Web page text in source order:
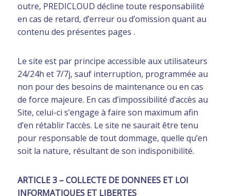
outre, PREDICLOUD décline toute responsabilité
en cas de retard, d’erreur ou d’omission quant au
contenu des présentes pages .
Le site est par principe accessible aux utilisateurs
24/24h et 7/7j, sauf interruption, programmée au
non pour des besoins de maintenance ou en cas
de force majeure. En cas d’impossibilité d’accès au
Site, celui-ci s’engage à faire son maximum afin
d’en rétablir l’accès. Le site ne saurait être tenu
pour responsable de tout dommage, quelle qu’en
soit la nature, résultant de son indisponibilité.
ARTICLE 3 – COLLECTE DE DONNEES ET LOI
INFORMATIQUES ET LIBERTES